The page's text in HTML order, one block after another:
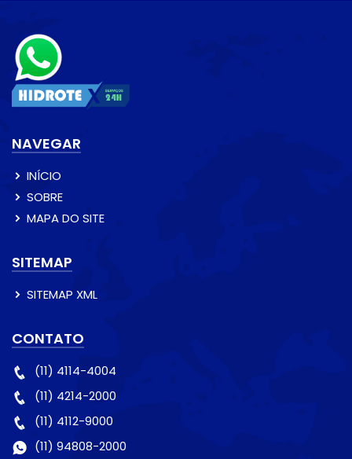
NAVEGAR
INÍCIO
SOBRE
MAPA DO SITE
SITEMAP
SITEMAP XML
CONTATO
(11) 4114-4004
(11) 4214-2000
(11) 4112-9000
(11) 94808-2000